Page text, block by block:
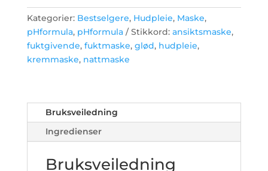
Bright
Overnight
Mask
50ml
Kategorier: Bestselgere, Hudpleie, Maske,
pHformula, pHformula Stikkord: ansiktsmaske,
fuktgivende, fuktmaske, glød, hudpleie,
kremmaske, nattmaske
Bruksveiledning
Ingredienser
Bruksveiledning